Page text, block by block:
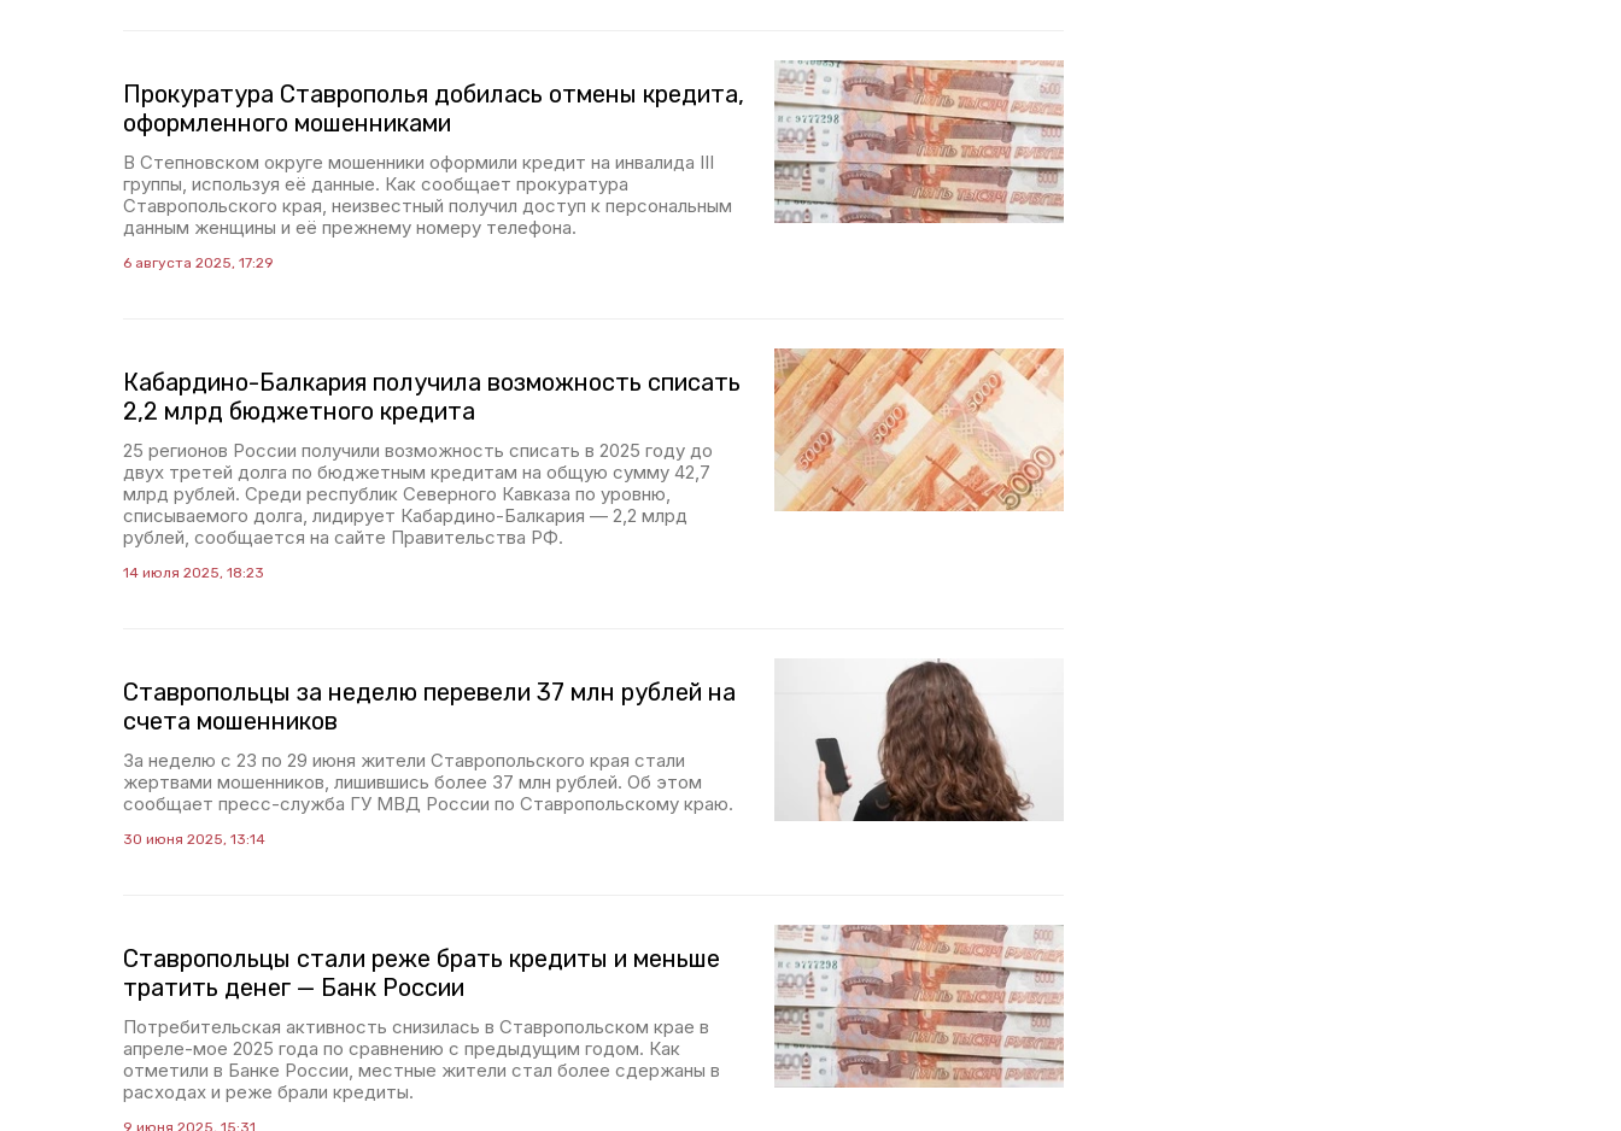
Прокуратура Ставрополья добилась отмены кредита,
оформленного мошенниками
В Степновском округе мошенники оформили кредит на инвалида III
группы, используя её данные. Как сообщает прокуратура
Ставропольского края, неизвестный получил доступ к персональным
данным женщины и её прежнему номеру телефона.
6 августа 2025, 17:29
Кабардино-Балкария получила возможность списать
2,2 млрд бюджетного кредита
25 регионов России получили возможность списать в 2025 году до
двух третей долга по бюджетным кредитам на общую сумму 42,7
млрд рублей. Среди республик Северного Кавказа по уровню,
списываемого долга, лидирует Кабардино-Балкария — 2,2 млрд
рублей, сообщается на сайте Правительства РФ.
14 июля 2025, 18:23
Ставропольцы за неделю перевели 37 млн рублей на
счета мошенников
За неделю с 23 по 29 июня жители Ставропольского края стали
жертвами мошенников, лишившись более 37 млн рублей. Об этом
сообщает пресс-служба ГУ МВД России по Ставропольскому краю.
30 июня 2025, 13:14
Ставропольцы стали реже брать кредиты и меньше
тратить денег — Банк России
Потребительская активность снизилась в Ставропольском крае в
апреле-мое 2025 года по сравнению с предыдущим годом. Как
отметили в Банке России, местные жители стал более сдержаны в
расходах и реже брали кредиты.
9 июня 2025, 15:31